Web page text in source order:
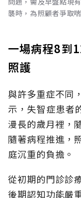
襲時，為照顧者爭取
一場病程8到
照護
與許多重症不同
示，失智症患者
漫長的歲月裡，
隨著病程推進，
庭沉重的負擔。
從初期的門診診
後期認知功能嚴